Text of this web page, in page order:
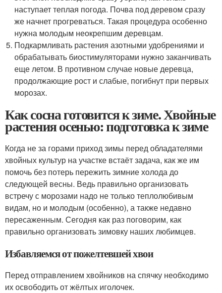
наступает теплая погода. Почва под деревом сразу
же начнет прогреваться. Такая процедура особенно
нужна молодым неокрепшим деревцам.
Подкармливать растения азотными удобрениями и
обрабатывать биостимуляторами нужно заканчивать
еще летом. В противном случае новые деревца,
продолжающие рост и слабые, погибнут при первых
морозах.
Как сосна готовится к зиме. Хвойные
растения осенью: подготовка к зиме
Когда не за горами приход зимы перед обладателями
хвойных культур на участке встаёт задача, как же им
помочь без потерь пережить зимние холода до
следующей весны. Ведь правильно организовать
встречу с морозами надо не только теплолюбивым
видам, но и молодым (особенно), а также недавно
пересаженным. Сегодня как раз поговорим, как
правильно организовать зимовку наших любимцев.
Избавляемся от пожелтевшей хвои
Перед отправлением хвойников на спячку необходимо
их освободить от жёлтых иголочек.